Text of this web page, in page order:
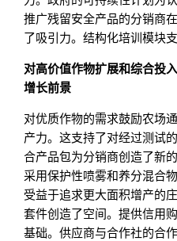
推广残留安全产品的分销商
了吸引力。结构化培训模块
对高价值作物扩展和综合投
增长前景
对优质作物的需求鼓励农场
产力。这支持了对经过测试
合产品包为分销商创造了新
采用保护性喷雾和养分混合
受益于追求更大面积增产的
套件创造了空间。提供信用
基础。供应商与合作社的合